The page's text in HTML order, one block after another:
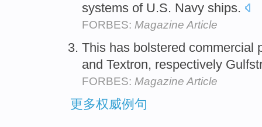
systems of U.S. Navy ships.
FORBES: Magazine Article
This has bolstered commercial
and Textron, respectively
FORBES: Magazine Article
更多权威例句